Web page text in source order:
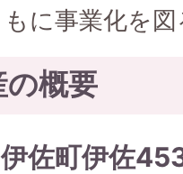
に事業化を
の概要
伊佐町伊佐